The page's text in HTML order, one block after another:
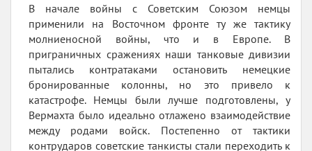
В начале войны с Советским Союзом немцы
применили на Восточном фронте ту же тактику
молниеносной войны, что и в Европе. В
приграничных сражениях наши танковые дивизии
пытались контратаками остановить немецкие
бронированные колонны, но это привело к
катастрофе. Немцы были лучше подготовлены, у
Вермахта было идеально отлажено взаимодействие
между родами войск. Постепенно от тактики
контрударов советские танкисты стали переходить к